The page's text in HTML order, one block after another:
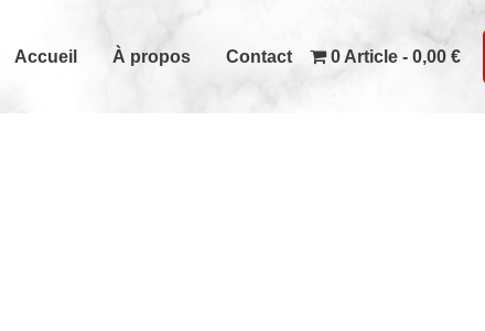
Accueil À propos Contact 0 Article 0,00 €